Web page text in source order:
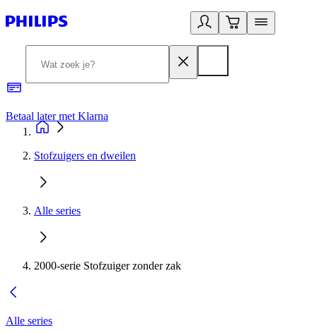
Betaal later met Klarna
Stofzuigers en dweilen
Alle series
2000-serie Stofzuiger zonder zak
Alle series